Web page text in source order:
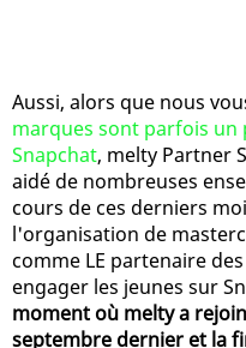
Aussi, alors que nous
marques sont parfois
Snapchat, melty Partner
aidé de nombreuses
cours de ces derniers
l'organisation de
comme LE partenaire
engager les jeunes sur
moment où melty a
septembre dernier et la